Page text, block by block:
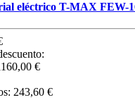
eléctrico T-MAX FEW-
€
243,60 €